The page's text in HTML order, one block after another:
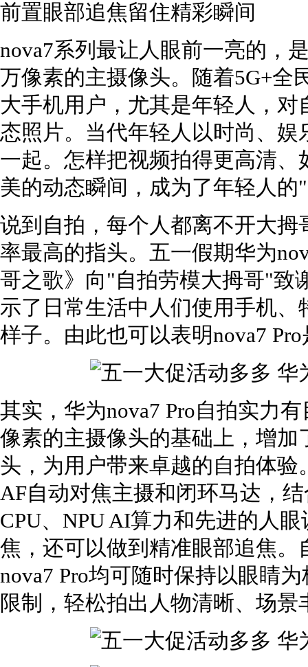
前置眼部追焦留住精彩瞬间
nova7系列最让人眼前一亮的，
万像素的主摄像头。随着5G+全
大手机用户，尤其是年轻人，
态照片。当代年轻人以时尚、
一起。怎样把视频拍得更高清
美的动态瞬间，成为了年轻人的
说到自拍，每个人都离不开大
率最高的指头。五一假期华为
哥之歌》向"自拍劳模大拇哥"致
示了日常生活中人们使用手机
样子。由此也可以表明nova7
其实，华为nova7 Pro自拍实力
像素的主摄像头的基础上，增加
头，为用户带来卓越的自拍体验
AF自动对焦主摄和闭环马达，
CPU、NPU AI算力和先进的人
焦，还可以做到精准眼部追焦
nova7 Pro均可随时保持以眼睛
限制，轻松拍出人物清晰、场景